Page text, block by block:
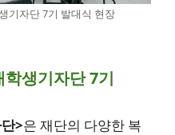
기자단 7기 발대식 현장
생기자단 7기
>은 재단의 다양한 복